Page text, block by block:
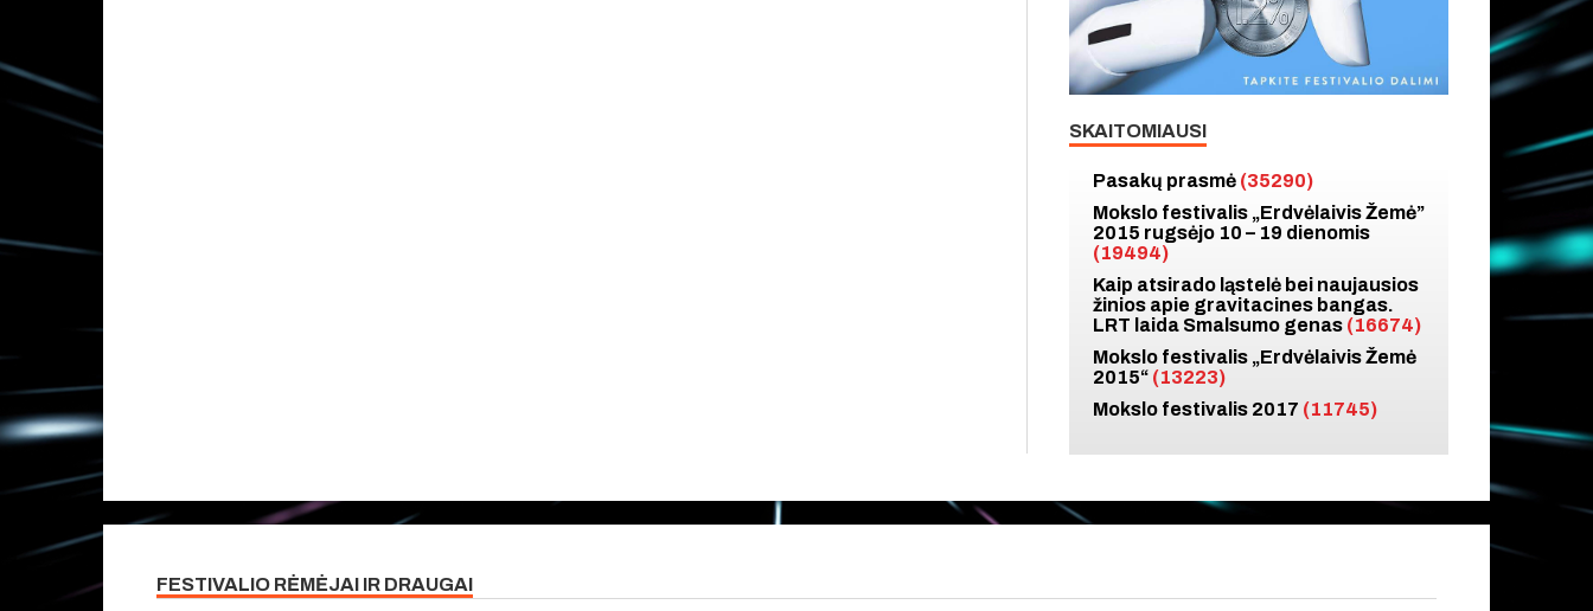
SKAITOMIAUSI
Pasakų prasmė (35290)
Mokslo festivalis „Erdvėlaivis Žemė”
2015 rugsėjo 10 – 19 dienomis
(19494)
Kaip atsirado ląstelė bei naujausios
žinios apie gravitacines bangas.
LRT laida Smalsumo genas (16674)
Mokslo festivalis „Erdvėlaivis Žemė
2015“ (13223)
Mokslo festivalis 2017 (11745)
FESTIVALIO RĖMĖJAI IR DRAUGAI